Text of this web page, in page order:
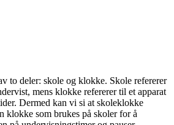
to deler: skole og klokke. Skole refererer
mens klokke refererer til et apparat
Dermed kan vi si at skoleklokke
klokke som brukes på skoler for å